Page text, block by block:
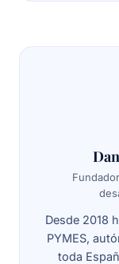
Desde 2018
PYMES,
toda